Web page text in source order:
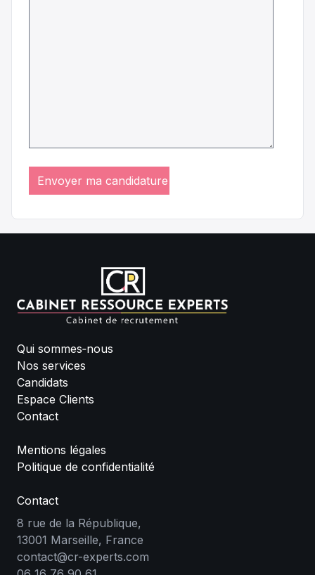
Qui sommes‑nous
Nos services
Candidats
Espace Clients
Contact
Mentions légales
Politique de confidentialité
Contact
8 rue de la République,
13001 Marseille, France
contact@cr-experts.com